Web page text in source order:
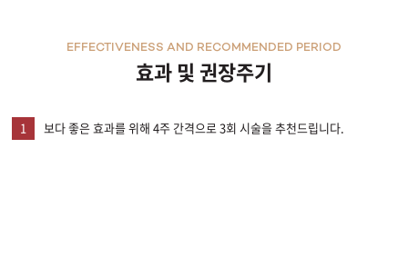
효과 및 권장주기
EFFECTIVENESS AND RECOMMENDED PERIOD
1 보다 좋은 효과를 위해 4주 간격으로 3회 시술을 추천드립니다.